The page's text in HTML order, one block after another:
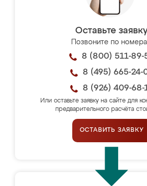
Оставьте
Позвоните по
8 (800) 511-89-
8 (495) 665-24-
8 (926) 409-68-
Или оставьте заявку на сайте для
предварительного расчёта
ОСТАВИТЬ ЗАЯВКУ